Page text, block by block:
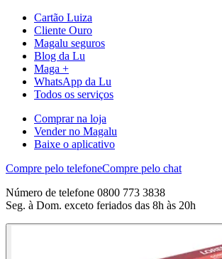
Cartão Luiza
Cliente Ouro
Magalu seguros
Blog da Lu
Maga +
WhatsApp da Lu
Todos os serviços
Comprar na loja
Vender no Magalu
Baixe o aplicativo
Compre pelo telefoneCompre pelo chat
Número de telefone 0800 773 3838
Seg. à Dom. exceto feriados das 8h às 20h